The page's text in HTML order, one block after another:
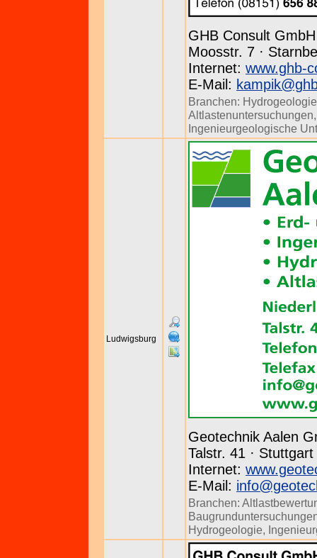
GHB Consult GmbH
Moosstr. 7 ·
Internet: www.ghb-
E-Mail:
Branchen: Hydrogeologie
Altlastenuntersuchungen
Ingenieurgeologische
Ludwigsburg
Geotechnik Aalen
Talstr. 41 ·
Internet:
E-Mail:
Branchen:
Hydrogeologie,